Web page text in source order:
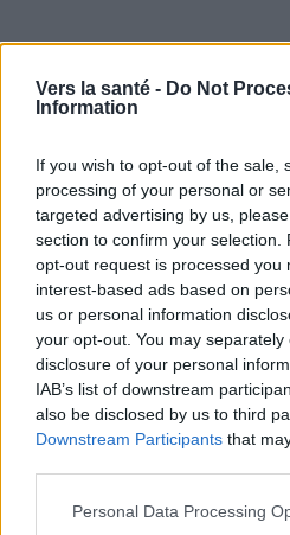
Vers la santé - Do Not
Information
If you wish to opt-out of the sale,
processing of your personal or
targeted advertising by us,
section to confirm your selection.
opt-out request is processed you
interest-based ads based on
us or personal information
your opt-out. You may
disclosure of your personal
IAB’s list of downstream
also be disclosed by us to third
Downstream Participants that
Please note that this website/app
Personal Data Processing
Utile? Partagez-